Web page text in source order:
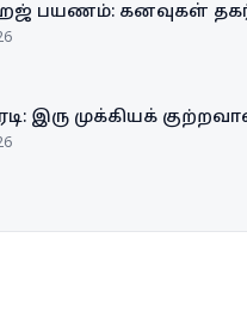
பயணம்: கனவுகள்
இரு முக்கியக்